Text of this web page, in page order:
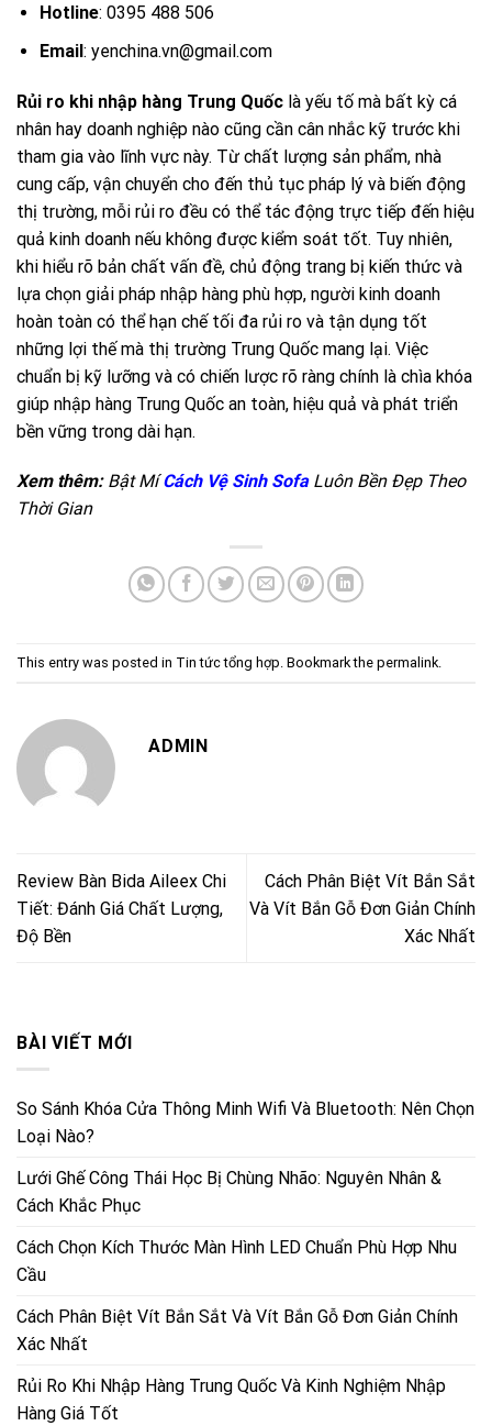
Hotline: 0395 488 506
Email: yenchina.vn@gmail.com
Rủi ro khi nhập hàng Trung Quốc là yếu tố mà bất kỳ cá
nhân hay doanh nghiệp nào cũng cần cân nhắc kỹ trước khi
tham gia vào lĩnh vực này. Từ chất lượng sản phẩm, nhà
cung cấp, vận chuyển cho đến thủ tục pháp lý và biến động
thị trường, mỗi rủi ro đều có thể tác động trực tiếp đến hiệu
quả kinh doanh nếu không được kiểm soát tốt. Tuy nhiên,
khi hiểu rõ bản chất vấn đề, chủ động trang bị kiến thức và
lựa chọn giải pháp nhập hàng phù hợp, người kinh doanh
hoàn toàn có thể hạn chế tối đa rủi ro và tận dụng tốt
những lợi thế mà thị trường Trung Quốc mang lại. Việc
chuẩn bị kỹ lưỡng và có chiến lược rõ ràng chính là chìa khóa
giúp nhập hàng Trung Quốc an toàn, hiệu quả và phát triển
bền vững trong dài hạn.
Xem thêm:Bật MíCách Vệ Sinh Sofa Luôn Bền Đẹp Theo
Thời Gian
This entry was posted in Tin tức tổng hợp . Bookmark the permalink
ADMIN
Review Bàn Bida Aileex Chi
Tiết: Đánh Giá Chất Lượng,
Độ Bền
Cách Phân Biệt Vít Bắn Sắt
Và Vít Bắn Gỗ Đơn Giản Chính
Xác Nhất
BÀI VIẾT MỚI
So Sánh Khóa Cửa Thông Minh Wifi Và Bluetooth: Nên Chọn
Loại Nào?
Lưới Ghế Công Thái Học Bị Chùng Nhão: Nguyên Nhân &
Cách Khắc Phục
Cách Chọn Kích Thước Màn Hình LED Chuẩn Phù Hợp Nhu
Cầu
Cách Phân Biệt Vít Bắn Sắt Và Vít Bắn Gỗ Đơn Giản Chính
Xác Nhất
Rủi Ro Khi Nhập Hàng Trung Quốc Và Kinh Nghiệm Nhập
Hàng Giá Tốt